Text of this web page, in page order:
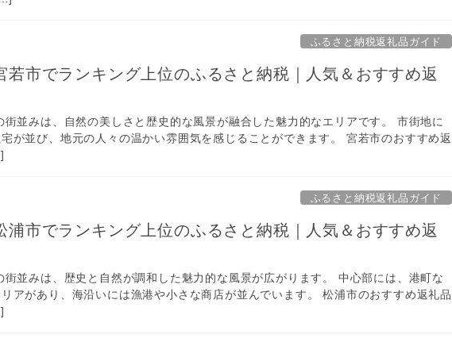
ふるさと納税返礼品ガイド
若市でランキング上位のふるさと納税｜人気＆おすすめ返
並みは、自然の美しさと歴史的な風景が融合した魅力的なエリアです。 市街地に
が並び、地元の人々の温かい雰囲気を感じることができます。 宮若市のおすすめ返
ふるさと納税返礼品ガイド
浦市でランキング上位のふるさと納税｜人気＆おすすめ返
並みは、歴史と自然が調和した魅力的な風景が広がります。 中心部には、港町な
アがあり、海沿いには漁港や小さな商店が並んでいます。 松浦市のおすすめ返礼品